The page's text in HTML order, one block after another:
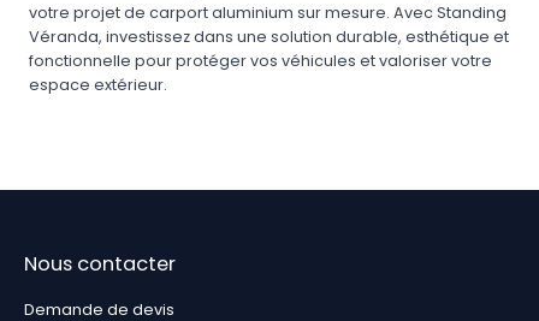
votre projet de carport aluminium sur mesure. Avec Standing
Véranda, investissez dans une solution durable, esthétique et
fonctionnelle pour protéger vos véhicules et valoriser votre
espace extérieur.
Nous contacter
Demande de devis